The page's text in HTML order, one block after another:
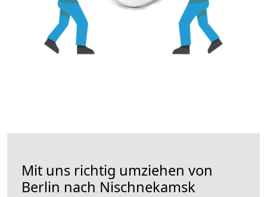
Mit uns richtig umziehen von
Berlin nach Nischnekamsk